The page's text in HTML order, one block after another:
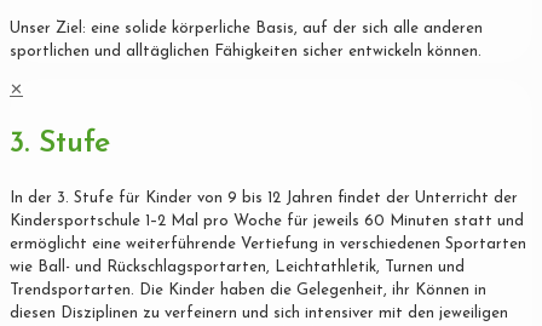
Unser Ziel: eine solide körperliche Basis, auf der sich alle anderen
sportlichen und alltäglichen Fähigkeiten sicher entwickeln können.
✕
3. Stufe
In der 3. Stufe für Kinder von 9 bis 12 Jahren findet der Unterricht der
Kindersportschule 1–2 Mal pro Woche für jeweils 60 Minuten statt und
ermöglicht eine weiterführende Vertiefung in verschiedenen Sportarten
wie Ball- und Rückschlagsportarten, Leichtathletik, Turnen und
Trendsportarten. Die Kinder haben die Gelegenheit, ihr Können in
diesen Disziplinen zu verfeinern und sich intensiver mit den jeweiligen